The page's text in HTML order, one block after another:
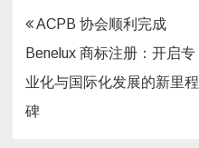
文
章
导
航
ACPB 协会顺利完成
Benelux 商标注册：开启专
业化与国际化发展的新里程
碑